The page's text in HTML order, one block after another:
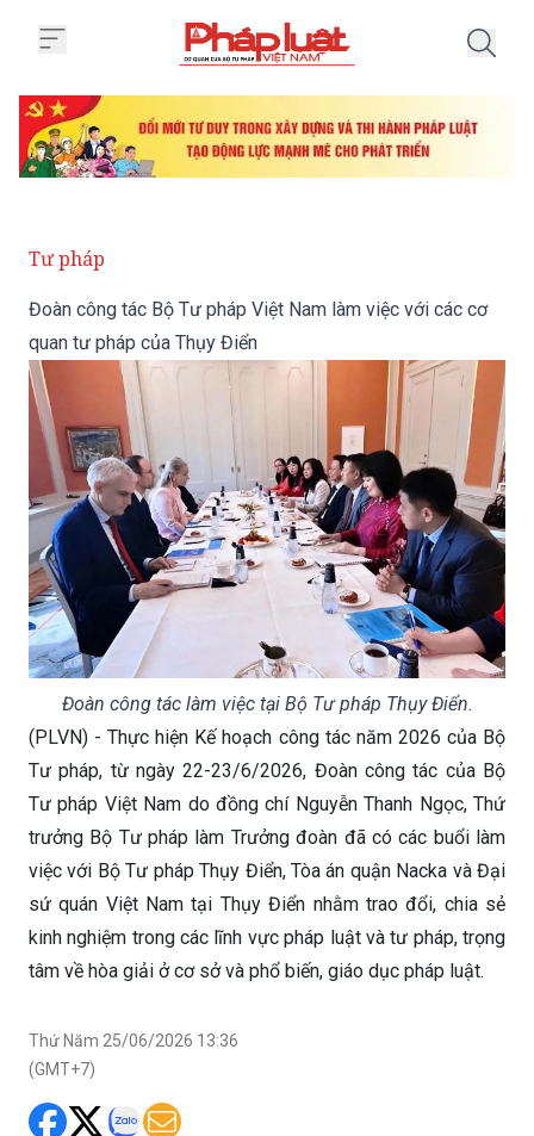
Tư pháp
Đoàn công tác Bộ Tư pháp Việt Nam làm việc với các cơ
quan tư pháp của Thụy Điển
Đoàn công tác làm việc tại Bộ Tư pháp Thụy Điển.
(PLVN) - Thực hiện Kế hoạch công tác năm 2026 của Bộ
Tư pháp, từ ngày 22-23/6/2026, Đoàn công tác của Bộ
Tư pháp Việt Nam do đồng chí Nguyễn Thanh Ngọc, Thứ
trưởng Bộ Tư pháp làm Trưởng đoàn đã có các buổi làm
việc với Bộ Tư pháp Thụy Điển, Tòa án quận Nacka và Đại
sứ quán Việt Nam tại Thụy Điển nhằm trao đổi, chia sẻ
kinh nghiệm trong các lĩnh vực pháp luật và tư pháp, trọng
tâm về hòa giải ở cơ sở và phổ biến, giáo dục pháp luật.
Thứ Năm 25/06/2026 13:36
(GMT+7)